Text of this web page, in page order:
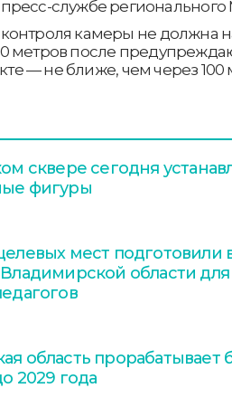
службе регионального
камеры не должна
метров после
— не ближе, чем через 100
сквере сегодня
фигуры
мест подготовили
области
область
2029 года